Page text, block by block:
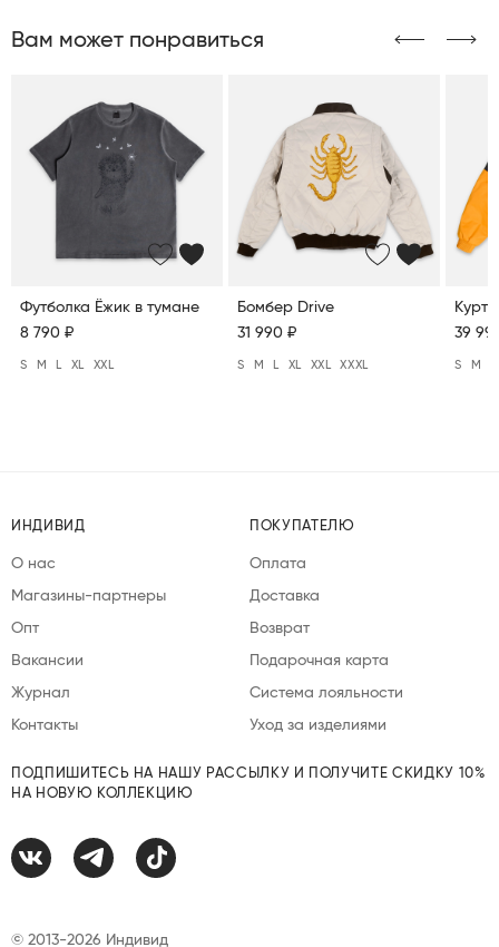
Вам может понравиться
Футболка Ёжик в тумане
8 790 ₽
S M XL XXL
Бомбер Drive
31 990 ₽
S M XL XXL XXXL
39
S M
ИНДИВИД
О нас
Магазины-партнеры
Опт
Вакансии
Журнал
Контакты
ПОКУПАТЕЛЮ
Оплата
Доставка
Возврат
Подарочная карта
Система лояльности
Уход за изделиями
ПОДПИШИТЕСЬ НА НАШУ РАССЫЛКУ И ПОЛУЧИТЕ СКИДКУ 10%
НА НОВУЮ КОЛЛЕКЦИЮ
© 2013-2026 Индивид